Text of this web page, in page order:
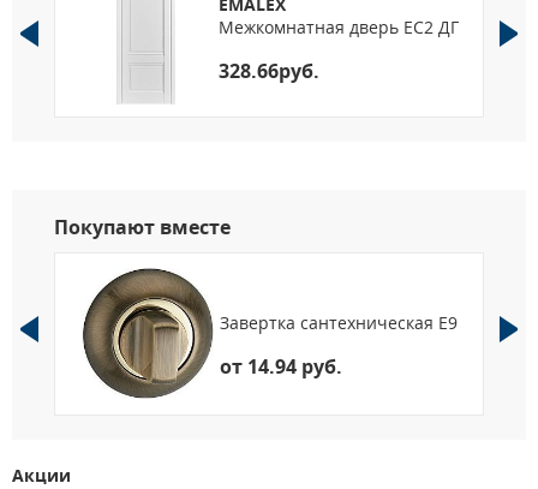
Межкомнатная дверь EC2 ДГ
328.66руб.
Покупают вместе
Завертка сантехническая E9
от 14.94 руб.
Акции